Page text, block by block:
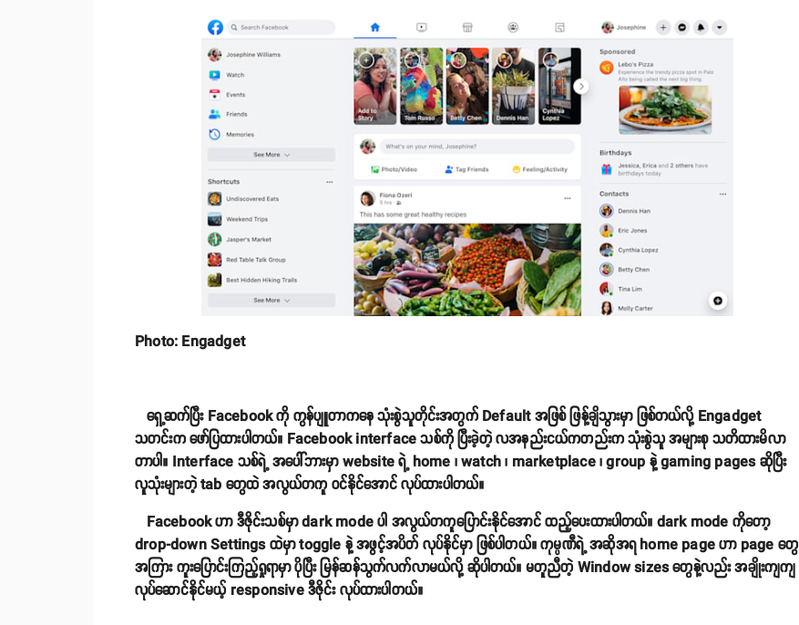
Photo: Engadget
ရှေ့ဆက်ပြီး Facebook ကို ကွန်ပျူတာကနေ သုံးစွဲသူတိုင်းအတွက် Default အဖြစ် ဖြန့်ချိသွားမှာ ဖြစ်တယ်လို့ Engadget
သတင်းက ဖော်ပြထားပါတယ်။ Facebook interface သစ်ကို ပြီးခဲ့တဲ့ လအနည်းငယ်ကတည်းက သုံးစွဲသူ အများစု သတိထားမိလာ
တာပါ။ Interface သစ်ရဲ့ အပေါ်ဘားမှာ website ရဲ့ home ၊ watch ၊ marketplace ၊ group နဲ့ gaming pages ဆိုပြီး
လူသုံးများတဲ့ tab တွေထဲ အလွယ်တကူ ဝင်နိုင်အောင် လုပ်ထားပါတယ်။
Facebook ဟာ ဒီဇိုင်းသစ်မှာ dark mode ပါ အလွယ်တကူပြောင်းနိုင်အောင် ထည့်ပေးထားပါတယ်။ dark mode ကိုတော့
drop-down Settings ထဲမှာ toggle နဲ့ အဖွင့်အပိတ် လုပ်နိုင်မှာ ဖြစ်ပါတယ်။ ကုမ္ပဏီရဲ့ အဆိုအရ home page ဟာ page တွေ
အကြား ကူးပြောင်းကြည့်ရှုရာမှာ ပိုပြီး မြန်ဆန်သွက်လက်လာမယ်လို့ ဆိုပါတယ်။ မတူညီတဲ့ Window sizes တွေနဲ့လည်း အချိုးကျကျ
လုပ်ဆောင်နိုင်မယ့် responsive ဒီဇိုင်း လုပ်ထားပါတယ်။